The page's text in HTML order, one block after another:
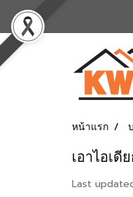
หน้าแรก
เอาไอเดี
Last